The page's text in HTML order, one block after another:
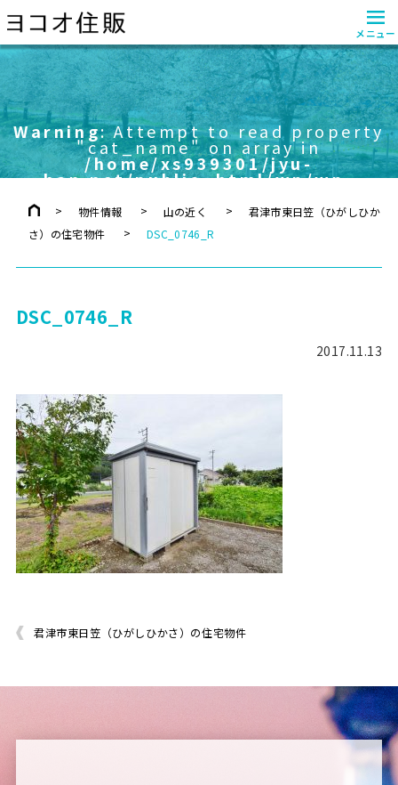
≡
メニュー
Warning: Attempt to read property
"cat_name" on array in
/home/xs939301/jyu-
han.net/public_html/wp/wp-
on line 757
物件情報 山の近く
君津市東日笠（ひがしひか
さ）の住宅物件
DSC_0746_R
DSC_0746_R
2017.11.13
君津市東日笠（ひがしひかさ）の住宅物件